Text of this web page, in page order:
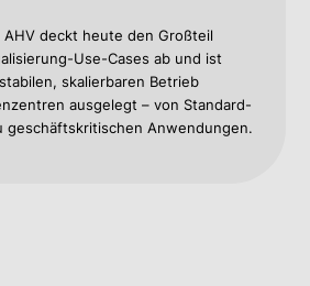
AHV deckt heute den Großteil
Use-Cases ab und ist
skalierbaren Betrieb
ausgelegt – von Standard-
geschäftskritischen Anwendungen.